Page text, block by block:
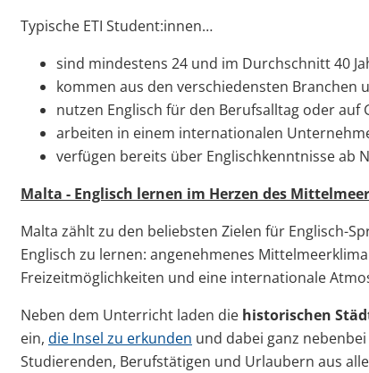
Typische ETI Student:innen…
sind mindestens 24 und im Durchschnitt 40
kommen aus den verschiedensten Branchen
nutzen Englisch für den Berufsalltag oder auf
arbeiten in einem internationalen
verfügen bereits über Englischkenntnisse ab
Malta - Englisch lernen im Herzen des
Malta zählt zu den beliebsten Zielen für Englisch-
Englisch zu lernen: angenehmenes
Freizeitmöglichkeiten und eine internationale
Neben dem Unterricht laden die historischen
ein, die Insel zu erkunden und dabei ganz
Studierenden, Berufstätigen und Urlaubern aus